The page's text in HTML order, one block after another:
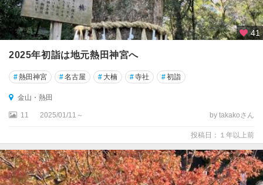
千
種
今
池
天
・
寺
鶴
舞
41
2025年初詣は地元熱田神宮へ
#熱田神宮 #名古屋 # 大楠 #寺社 #初詣
金山・熱田
11 2025/01/11～ by takakoさん
投稿日：１年以上前